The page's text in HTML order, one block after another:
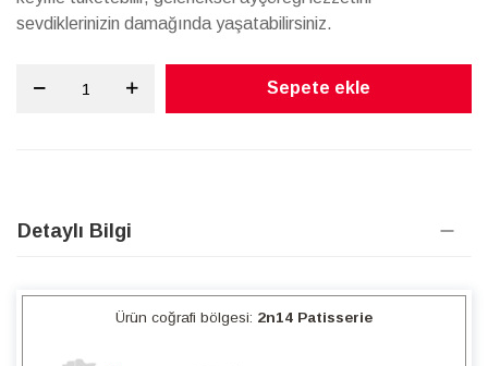
sevdiklerinizin damağında yaşatabilirsiniz.
Sepete ekle
Detaylı Bilgi
Ürün coğrafi bölgesi: 2n14 Patisserie